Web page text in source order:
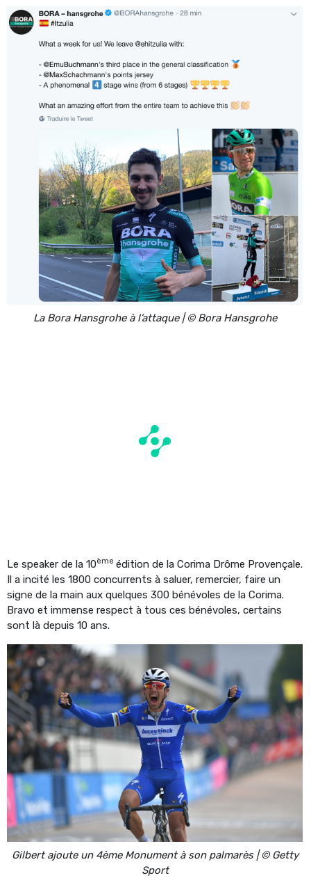
La Bora Hansgrohe à l’attaque | © Bora Hansgrohe
Le speaker de la 10ème édition de la Corima Drôme Provençale.
Il a incité les 1800 concurrents à saluer, remercier, faire un
signe de la main aux quelques 300 bénévoles de la Corima.
Bravo et immense respect à tous ces bénévoles, certains
sont là depuis 10 ans.
Gilbert ajoute un 4ème Monument à son palmarès | © Getty
Sport